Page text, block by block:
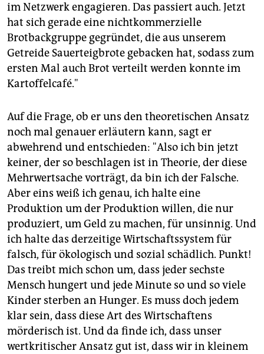
im Netzwerk engagieren. Das passiert auch. Jetzt
hat sich gerade eine nichtkommerzielle
Brotbackgruppe gegründet, die aus unserem
Getreide Sauerteigbrote gebacken hat, sodass zum
ersten Mal auch Brot verteilt werden konnte im
Kartoffelcafé."
Auf die Frage, ob er uns den theoretischen Ansatz
noch mal genauer erläutern kann, sagt er
abwehrend und entschieden: "Also ich bin jetzt
keiner, der so beschlagen ist in Theorie, der diese
Mehrwertsache vorträgt, da bin ich der Falsche.
Aber eins weiß ich genau, ich halte eine
Produktion um der Produktion willen, die nur
produziert, um Geld zu machen, für unsinnig. Und
ich halte das derzeitige Wirtschaftssystem für
falsch, für ökologisch und sozial schädlich. Punkt!
Das treibt mich schon um, dass jeder sechste
Mensch hungert und jede Minute so und so viele
Kinder sterben an Hunger. Es muss doch jedem
klar sein, dass diese Art des Wirtschaftens
mörderisch ist. Und da finde ich, dass unser
wertkritischer Ansatz gut ist, dass wir in kleinem